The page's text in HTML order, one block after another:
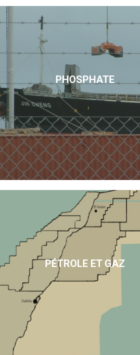
PHOSPHATE
PÉTROLE ET GAZ